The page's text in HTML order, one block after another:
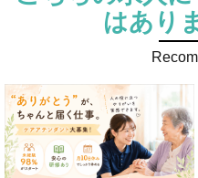
はあり